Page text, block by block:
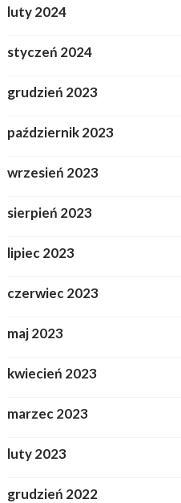
luty 2024
styczeń 2024
grudzień 2023
październik 2023
wrzesień 2023
sierpień 2023
lipiec 2023
czerwiec 2023
maj 2023
kwiecień 2023
marzec 2023
luty 2023
grudzień 2022